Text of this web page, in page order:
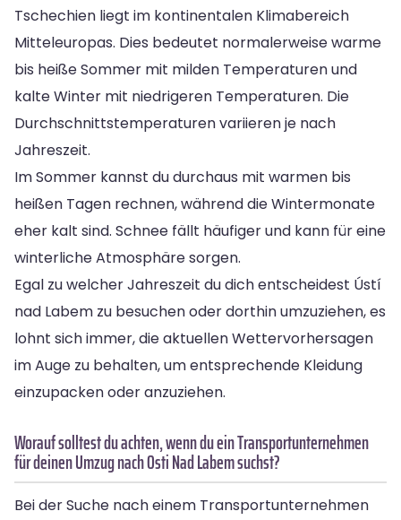
Tschechien liegt im kontinentalen Klimabereich
Mitteleuropas. Dies bedeutet normalerweise warme
bis heiße Sommer mit milden Temperaturen und
kalte Winter mit niedrigeren Temperaturen. Die
Durchschnittstemperaturen variieren je nach
Jahreszeit.
Im Sommer kannst du durchaus mit warmen bis
heißen Tagen rechnen, während die Wintermonate
eher kalt sind. Schnee fällt häufiger und kann für eine
winterliche Atmosphäre sorgen.
Egal zu welcher Jahreszeit du dich entscheidest Ústí
nad Labem zu besuchen oder dorthin umzuziehen, es
lohnt sich immer, die aktuellen Wettervorhersagen
im Auge zu behalten, um entsprechende Kleidung
einzupacken oder anzuziehen.
Worauf solltest du achten, wenn du ein Transportunternehmen
für deinen Umzug nach Osti Nad Labem suchst?
Bei der Suche nach einem Transportunternehmen